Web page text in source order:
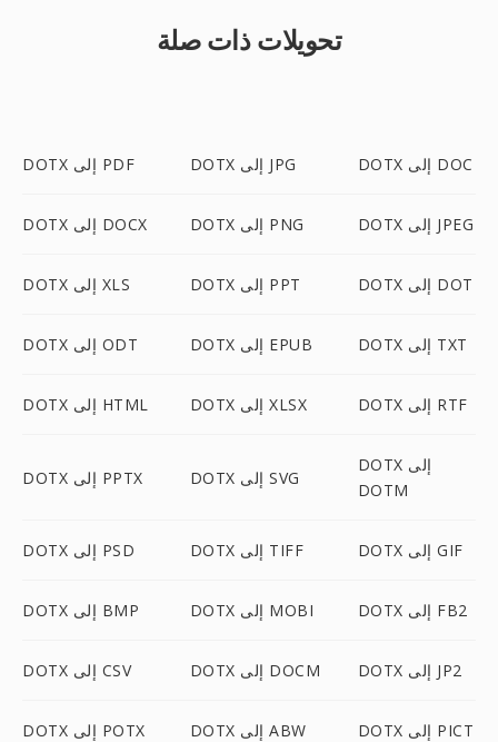
تحويلات ذات صلة
DOTX إلى PDF DOTX إلى JPG DOTX إلى DOC
DOTX إلى DOCX DOTX إلى PNG DOTX إلى JPEG
DOTX إلى XLS DOTX إلى PPT DOTX إلى DOT
DOTX إلى ODT DOTX إلى EPUB DOTX إلى TXT
DOTX إلى HTML DOTX إلى XLSX DOTX إلى RTF
DOTX إلى PPTX DOTX إلى SVG
DOTX إلى
DOTM
DOTX إلى PSD DOTX إلى TIFF DOTX إلى GIF
DOTX إلى BMP DOTX إلى MOBI DOTX إلى FB2
DOTX إلى CSV DOTX إلى DOCM DOTX إلى JP2
DOTX إلى POTX DOTX إلى ABW DOTX إلى PICT